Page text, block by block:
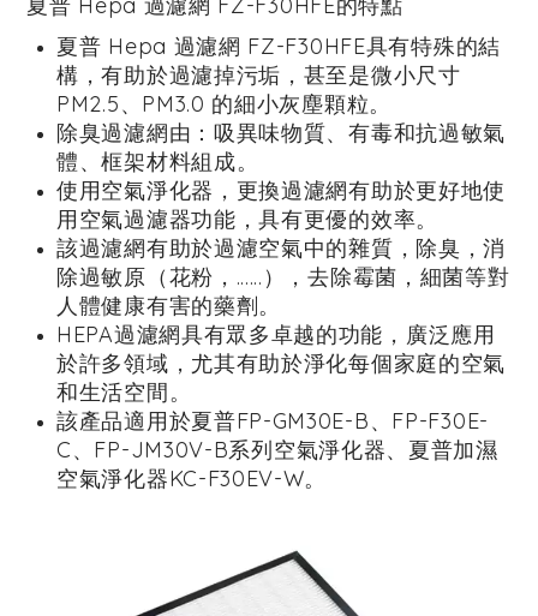
夏普 Hepa 過濾網 FZ-F30HFE具有特殊的結
構，有助於過濾掉污垢，甚至是微小尺寸
PM2.5、PM3.0 的細小灰塵顆粒。
除臭過濾網由：吸異味物質、有毒和抗過敏氣
體、框架材料組成。
使用空氣淨化器，更換過濾網有助於更好地使
用空氣過濾器功能，具有更優的效率。
該過濾網有助於過濾空氣中的雜質，除臭，消
除過敏原（花粉，......），去除霉菌，細菌等對
人體健康有害的藥劑。
HEPA過濾網具有眾多卓越的功能，廣泛應用
於許多領域，尤其有助於淨化每個家庭的空氣
和生活空間。
該產品適用於夏普FP-GM30E-B、FP-F30E-
C、 FP-JM30V-B系列空氣淨化器、夏普加濕
空氣淨化器KC-F30EV-W。